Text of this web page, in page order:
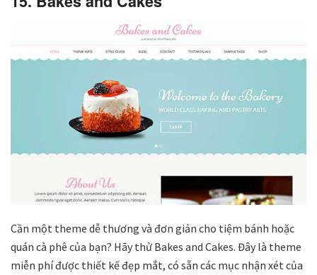
Cần một theme dễ thương và đơn giản cho tiệm bánh hoặc
quán cà phê của bạn? Hãy thử Bakes and Cakes. Đây là theme
miễn phí được thiết kế đẹp mắt, có sẵn các mục nhận xét của